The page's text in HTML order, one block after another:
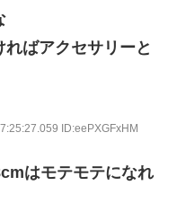
ばアクセサリーと
ID:eePXGFxHM
はモテモテになれ